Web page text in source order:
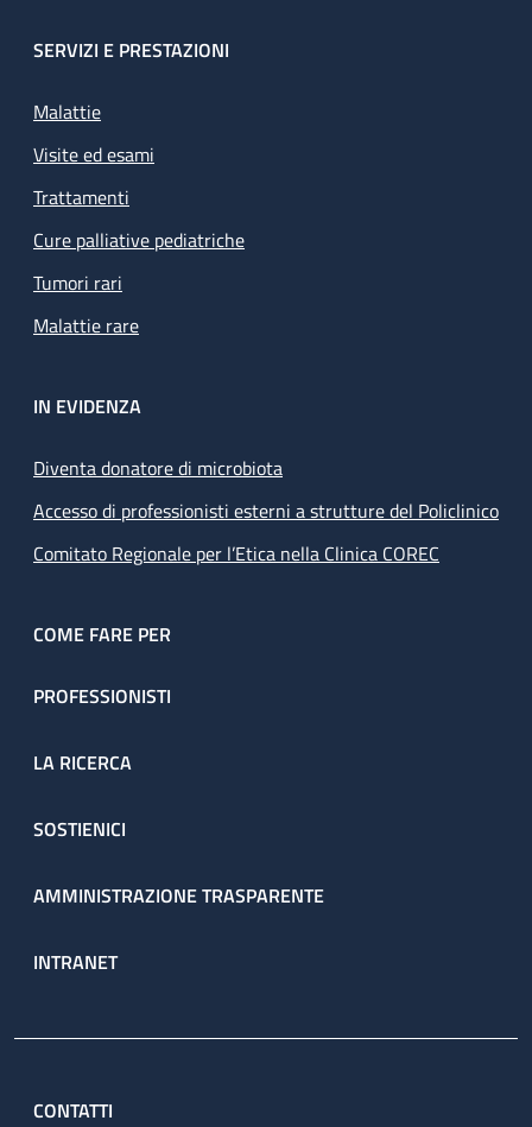
SERVIZI E PRESTAZIONI
Malattie
Visite ed esami
Trattamenti
Cure palliative pediatriche
Tumori rari
Malattie rare
IN EVIDENZA
Diventa donatore di microbiota
Accesso di professionisti esterni a strutture del Policlinico
Comitato Regionale per l’Etica nella Clinica COREC
COME FARE PER
PROFESSIONISTI
LA RICERCA
SOSTIENICI
AMMINISTRAZIONE TRASPARENTE
INTRANET
CONTATTI